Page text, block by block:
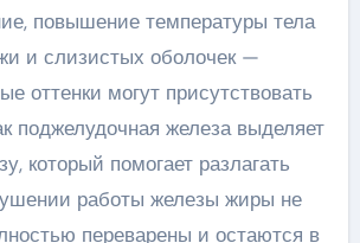
повышение температуры тела
и слизистых оболочек —
оттенки могут присутствовать
поджелудочная железа выделяет
который помогает разлагать
работы железы жиры не
переварены и остаются в